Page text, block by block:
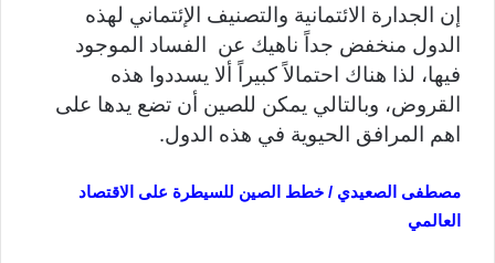
إن الجدارة الائتمانية والتصنيف الإئتماني لهذه
الدول منخفض جداً ناهيك عن الفساد الموجود
فيها، لذا هناك احتمالاً كبيراً ألا يسددوا هذه
القروض، وبالتالي يمكن للصين أن تضع يدها على
اهم المرافق الحيوية في هذه الدول.
مصطفى الصعيدي / خطط الصين للسيطرة على الاقتصاد
العالمي